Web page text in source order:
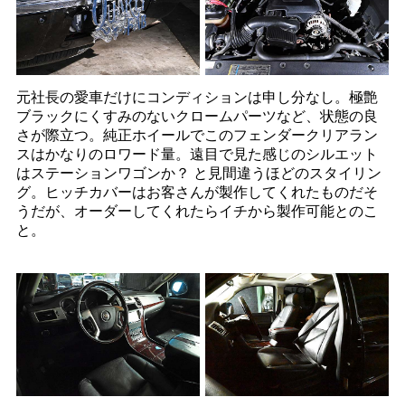
元社長の愛車だけにコンディションは申し分なし。極艶
ブラックにくすみのないクロームパーツなど、状態の良
さが際立つ。純正ホイールでこのフェンダークリアラン
スはかなりのロワード量。遠目で見た感じのシルエット
はステーションワゴンか？ と見間違うほどのスタイリン
グ。ヒッチカバーはお客さんが製作してくれたものだそ
うだが、オーダーしてくれたらイチから製作可能とのこ
と。